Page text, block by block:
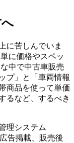
に苦しんでいま
に価格やスペッ
中で中古車販売
プ」と「車両情報
商品を使って単価
るなど、するべき
理システム
告掲載、販売後